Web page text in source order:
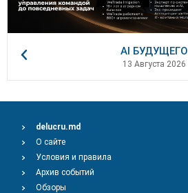
AI БУДУЩЕГО
13 Августа 2026
delucru.md
О сайте
Условия и правила
Архив событий
Обзоры